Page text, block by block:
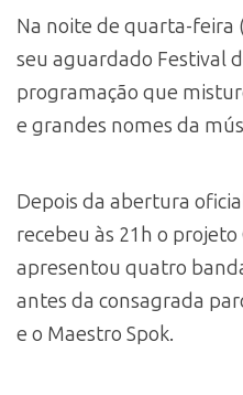
Na noite de quarta-feira
seu aguardado Festival
programação que
e grandes nomes da
Depois da abertura
recebeu às 21h o
apresentou quatro
antes da consagrada
e o Maestro Spok.